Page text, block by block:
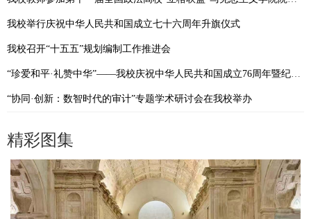
我校举行庆祝中华人民共和国成立七十六周年升旗仪式
我校召开“十五五”规划编制工作推进会
“协同·创新：数智时代的审计”专题学术研讨会在我校举办
精彩图集